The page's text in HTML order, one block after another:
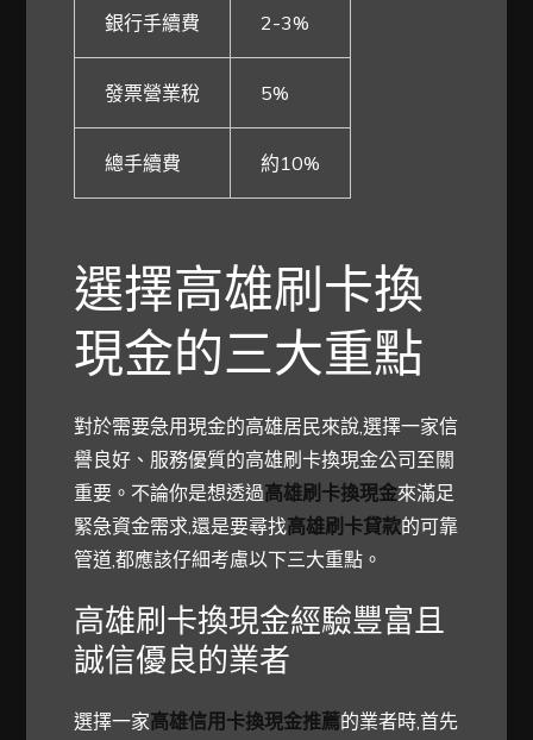
銀行手續費 2-3%
發票營業稅 5%
總手續費 約10%
選擇高雄刷卡換
現金的三大重點
對於需要急用現金的高雄居民來說,選擇一家信
譽良好、服務優質的高雄刷卡換現金公司至關
重要。不論你是想透過高雄刷卡換現金來滿足
緊急資金需求,還是要尋找高雄刷卡貸款的可靠
管道,都應該仔細考慮以下三大重點。
高雄刷卡換現金經驗豐富且
誠信優良的業者
選擇一家高雄信用卡換現金推薦的業者時,首先